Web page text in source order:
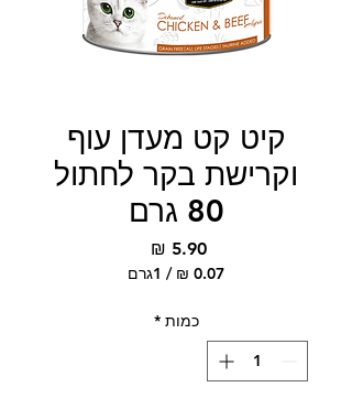
קיט קט מעדן עוף
וקרישת בקר לחתול
80 גרם
/ 1גרם
לכלכמות *